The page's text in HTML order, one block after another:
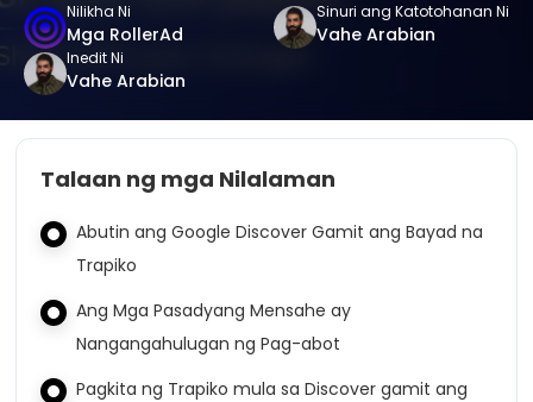
Nilikha Ni
Mga RollerAd
Sinuri ang Katotohanan Ni
Vahe Arabian
Inedit Ni
Vahe Arabian
Talaan ng mga Nilalaman
Abutin ang Google Discover Gamit ang Bayad na
Trapiko
Ang Mga Pasadyang Mensahe ay
Nangangahulugan ng Pag-abot
Pagkita ng Trapiko mula sa Discover gamit ang